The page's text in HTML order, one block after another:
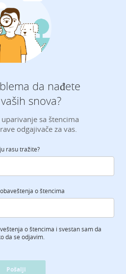
da nađete
snova?
sa štencima
odgajivače za vas.
rasu tražite?
o štencima
o štencima i svestan sam da
da se odjavim.
Pošalji